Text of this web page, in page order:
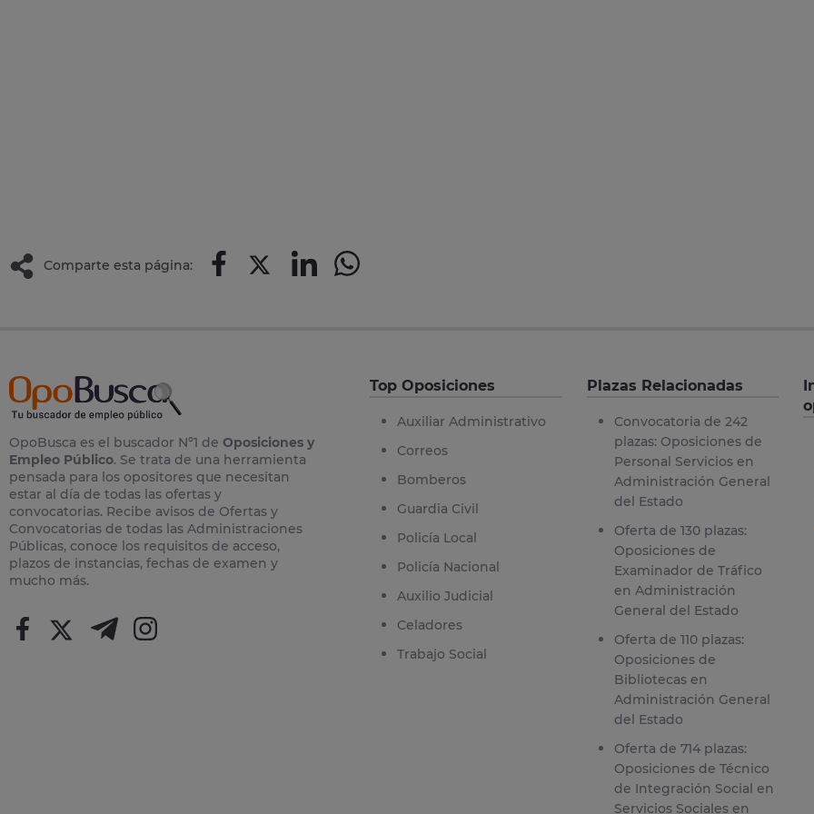
Comparte esta página:
OpoBusca es el buscador Nº1 de Oposiciones y
Empleo Público. Se trata de una herramienta
pensada para los opositores que necesitan
estar al día de todas las ofertas y
convocatorias. Recibe avisos de Ofertas y
Convocatorias de todas las Administraciones
Públicas, conoce los requisitos de acceso,
plazos de instancias, fechas de examen y
mucho más.
Top Oposiciones
Auxiliar Administrativo
Correos
Bomberos
Guardia Civil
Policía Local
Policía Nacional
Auxilio Judicial
Celadores
Trabajo Social
Plazas Relacionadas
Convocatoria de 242
plazas: Oposiciones de
Personal Servicios en
Administración General
del Estado
Oferta de 130 plazas:
Oposiciones de
Examinador de Tráfico
en Administración
General del Estado
Oferta de 110 plazas:
Oposiciones de
Bibliotecas en
Administración General
del Estado
Oferta de 714 plazas:
Oposiciones de Técnico
de Integración Social en
Servicios Sociales en